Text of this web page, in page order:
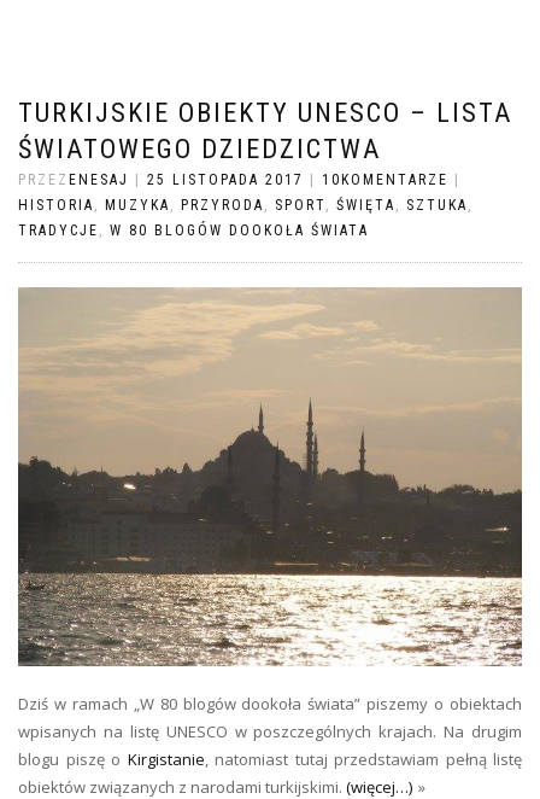
TURKIJSKIE OBIEKTY UNESCO – LISTA
ŚWIATOWEGO DZIEDZICTWA
PRZEZ ENESAJ 25 LISTOPADA 2017 10KOMENTARZE
HISTORIA , MUZYKA , PRZYRODA , SPORT, ŚWIĘTA , SZTUKA ,
TRADYCJE , W 80 BLOGÓW DOOKOŁA ŚWIATA
Dziś w ramach „W 80 blogów dookoła świata” piszemy o obiektach
wpisanych na listę UNESCO w poszczególnych krajach. Na drugim
blogu piszę o Kirgistanie , natomiast tutaj przedstawiam pełną listę
obiektów związanych z narodami turkijskimi. (więcej…)